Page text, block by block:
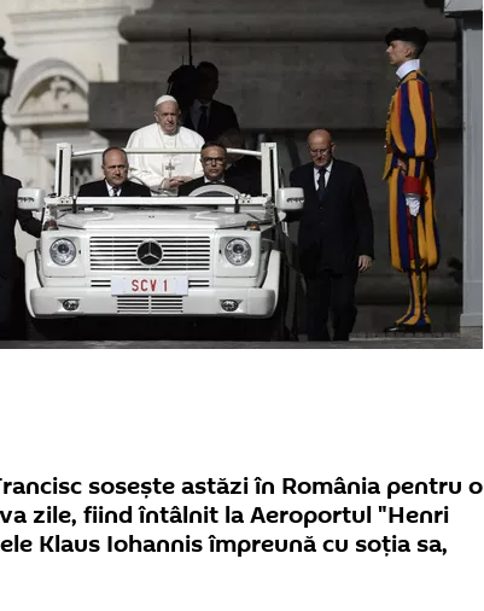
soseşte astăzi în România pentru o
zile, fiind întâlnit la Aeroportul "Henri
Klaus Iohannis împreună cu soţia sa,